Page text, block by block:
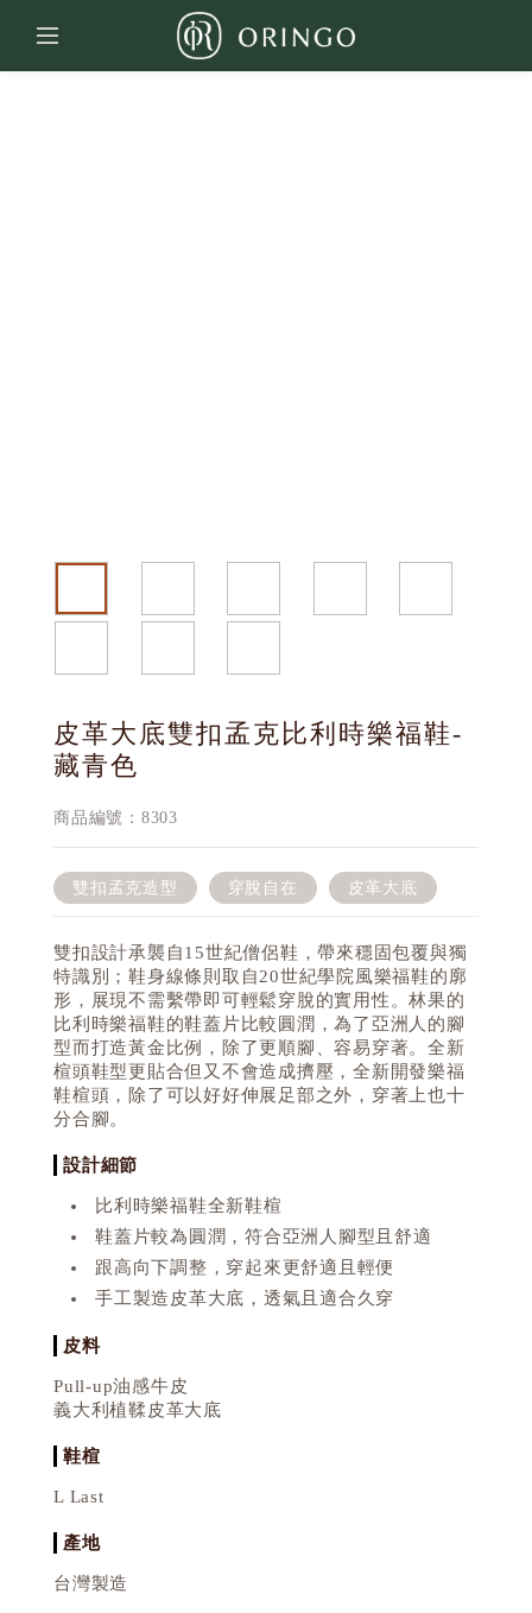
皮革大底雙扣孟克比利時樂福鞋-
藏青色
商品編號：8303
雙扣孟克造型 穿脫自在 皮革大底
雙扣設計承襲自15世紀僧侶鞋，帶來穩固包覆與獨
特識別；鞋身線條則取自20世紀學院風樂福鞋的廓
形，展現不需繫帶即可輕鬆穿脫的實用性。林果的
比利時樂福鞋的鞋蓋片比較圓潤，為了亞洲人的腳
型而打造黃金比例，除了更順腳、容易穿著。全新
楦頭鞋型更貼合但又不會造成擠壓，全新開發樂福
鞋楦頭，除了可以好好伸展足部之外，穿著上也十
分合腳。
設計細節
比利時樂福鞋全新鞋楦
鞋蓋片較為圓潤，符合亞洲人腳型且舒適
跟高向下調整，穿起來更舒適且輕便
手工製造皮革大底，透氣且適合久穿
皮料
Pull-up油感牛皮
義大利植鞣皮革大底
鞋楦
L Last
產地
台灣製造